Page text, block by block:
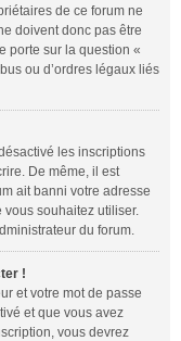
de ce forum ne
doivent donc pas être
porte sur la question «
ou d’ordres légaux liés
les inscriptions
De même, il est
ait banni votre adresse
vous souhaitez utiliser.
du forum.
!
et votre mot de passe
et que vous avez
vous devrez